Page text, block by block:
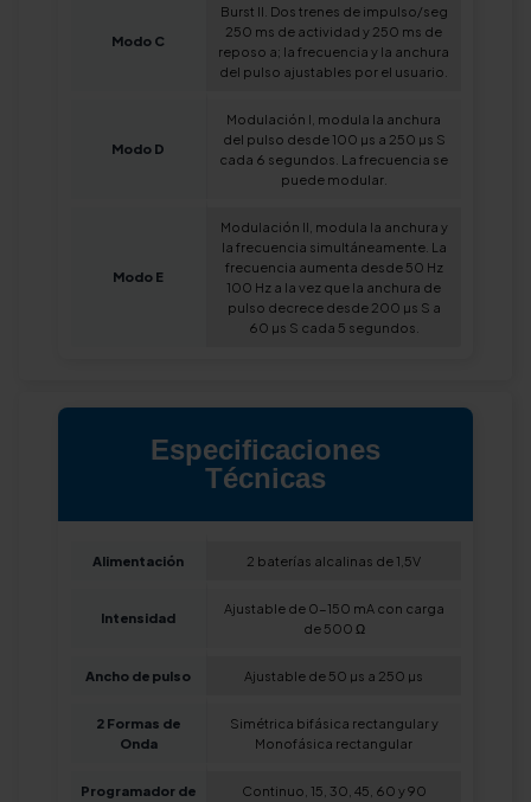
Modo C
Burst II. Dos trenes de impulso/seg
250 ms de actividad y 250 ms de
reposo a; la frecuencia y la anchura
del pulso ajustables por el usuario.
Modo D
Modulación I, modula la anchura
del pulso desde 100 µs a 250 µs S
cada 6 segundos. La frecuencia se
puede modular.
Modo E
Modulación II, modula la anchura y
la frecuencia simultáneamente. La
frecuencia aumenta desde 50 Hz
100 Hz a la vez que la anchura de
pulso decrece desde 200 µs S a
60 µs S cada 5 segundos.
Especificaciones
Técnicas
Alimentación 2 baterías alcalinas de 1,5V
Intensidad
Ajustable de 0-150 mA con carga
de 500 Ω
Ancho de pulso Ajustable de 50 µs a 250 µs
2 Formas de
Onda
Simétrica bifásica rectangular y
Monofásica rectangular
Programador de
Continuo, 15, 30, 45, 60 y 90